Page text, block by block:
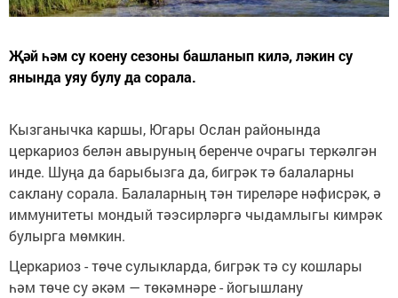
Җәй һәм су коену сезоны башланып килә, ләкин су
янында уяу булу да сорала.
Кызганычка каршы, Югары Ослан районында
церкариоз белән авыруның беренче очрагы теркәлгән
инде. Шуңа да барыбызга да, бигрәк тә балаларны
саклану сорала. Балаларның тән тиреләре нәфисрәк, ә
иммунитеты мондый тәэсирләргә чыдамлыгы кимрәк
булырга мөмкин.
Церкариоз - төче сулыкларда, бигрәк тә су кошлары
һәм төче су әкәм — төкәмнәре - йогышлану